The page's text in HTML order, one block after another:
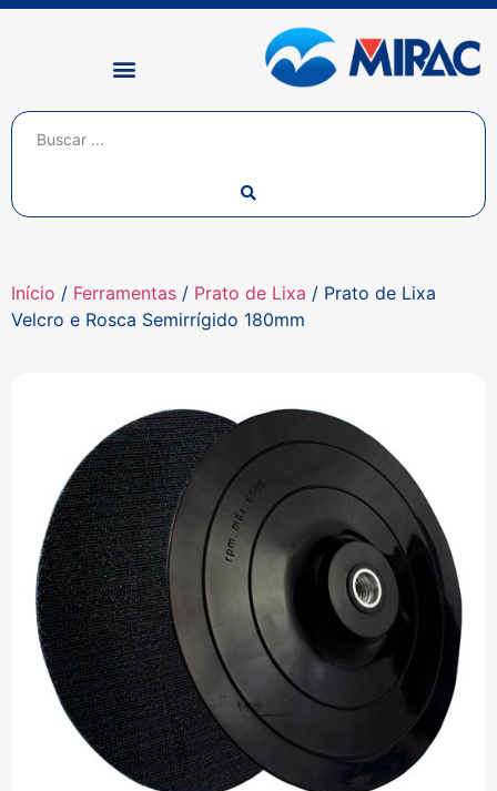
Início / Ferramentas / Prato de Lixa / Prato de Lixa
Velcro e Rosca Semirrígido 180mm